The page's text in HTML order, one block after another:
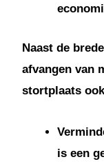
Naast de
afvangen van
stortplaats
is een